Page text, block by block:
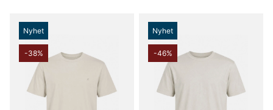
Nyhet
-38%
Nyhet
-46%